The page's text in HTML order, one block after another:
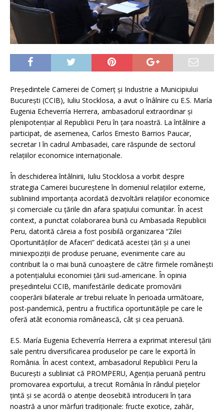
Preşedintele Camerei de Comerţ şi Industrie a Municipiului
Bucureşti (CCIB), Iuliu Stocklosa, a avut o înâlnire cu E.S. María
Eugenia Echeverría Herrera, ambasadorul extraordinar şi
plenipotenţiar al Republicii Peru în ţara noastră. La întâlnire a
participat, de asemenea, Carlos Ernesto Barrios Paucar,
secretar I în cadrul Ambasadei, care răspunde de sectorul
relaţiilor economice internaţionale.
În deschiderea întâlnirii, Iuliu Stocklosa a vorbit despre
strategia Camerei bucureștene în domeniul relațiilor externe,
subliniind importanţa acordată dezvoltării relaţiilor economice
şi comerciale cu ţările din afara spaţiului comunitar. În acest
context, a punctat colaborarea bună cu Ambasada Republicii
Peru, datorită căreia a fost posibilă organizarea “Zilei
Oportunităţilor de Afaceri” dedicată acestei ţări şi a unei
miniexpoziţii de produse peruane, evenimente care au
contribuit la o mai bună cunoaştere de către firmele româneşti
a potenţialului economiei ţării sud-americane. În opinia
preşedintelui CCIB, manifestările dedicate promovării
cooperării bilaterale ar trebui reluate în perioada următoare,
post-pandemică, pentru a fructifica oportunităţile pe care le
oferă atât economia românească, cât şi cea peruană.
E.S. María Eugenia Echeverría Herrera a exprimat interesul ţării
sale pentru diversificarea produselor pe care le exportă în
România. În acest context, ambasadorul Republicii Peru la
Bucureşti a subliniat că PROMPERU, Agenția peruană pentru
promovarea exportului, a trecut România în rândul piețelor
țintă și se acordă o atenţie deosebită introducerii în țara
noastră a unor mărfuri tradiționale: fructe exotice, zahăr,